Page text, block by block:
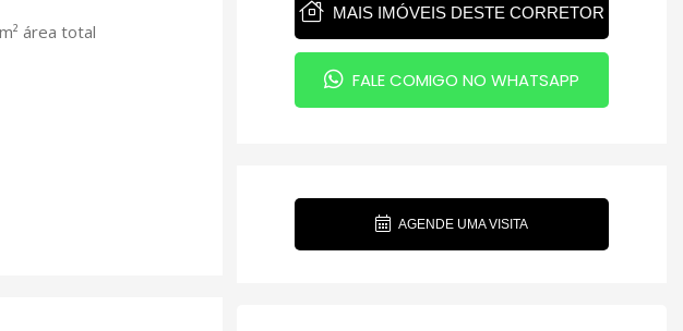
área total
MAIS IMÓVEIS DESTE CORRETOR
FALE COMIGO NO WHATSAPP
AGENDE UMA VISITA